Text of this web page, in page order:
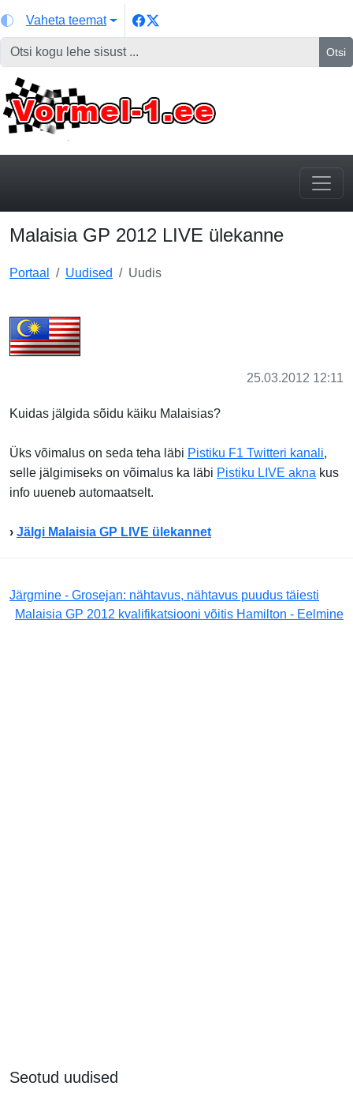
Vaheta teemat
Otsi
Malaisia GP 2012 LIVE ülekanne
Portaal Uudised Uudis
25.03.2012 12:11
Kuidas jälgida sõidu käiku Malaisias?
Üks võimalus on seda teha läbi Pistiku F1 Twitteri kanali,
selle jälgimiseks on võimalus ka läbi Pistiku LIVE akna kus
info uueneb automaatselt.
› Jälgi Malaisia GP LIVE ülekannet
Järgmine - Grosejan: nähtavus, nähtavus puudus täiesti
Malaisia GP 2012 kvalifikatsiooni võitis Hamilton - Eelmine
Seotud uudised